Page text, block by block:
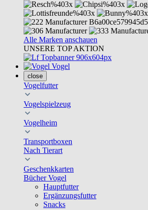
Alle Marken anschauen
UNSERE TOP AKTION
Vogel
close
Vogelfutter
Vogelspielzeug
Vogelheim
Transportboxen
Nach Tierart
Geschenkkarten
Bücher Vogel
Hauptfutter
Ergänzungsfutter
Snacks